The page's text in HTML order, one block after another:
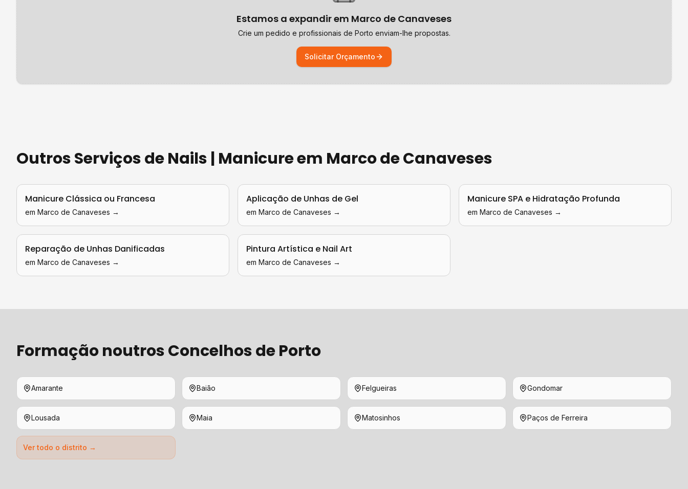
Estamos a expandir em Marco de Canaveses
Crie um pedido e profissionais de Porto enviam-lhe propostas.
Solicitar Orçamento
Outros Serviços deNails | Manicureem Marco de Canaveses
Manicure Clássica ou Francesa
em Marco de Canaveses →
Aplicação de Unhas de Gel
em Marco de Canaveses →
Manicure SPA e Hidratação Profunda
em Marco de Canaveses →
Reparação de Unhas Danificadas
em Marco de Canaveses →
Pintura Artística e Nail Art
em Marco de Canaveses →
Formaçãonoutros Concelhos dePorto
Amarante Baião Felgueiras Gondomar
Lousada Maia Matosinhos Paços de Ferreira
Ver todo o distrito →